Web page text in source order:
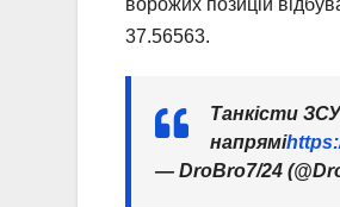
37.56563.
Танкісти
напрямі
— DroBro7/24